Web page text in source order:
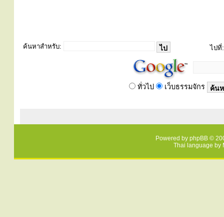
ค้นหาสำหรับ: ไปที่:
ทั่วไป เว็บธรรมจักร
Powered by phpBB ©
Thai language by